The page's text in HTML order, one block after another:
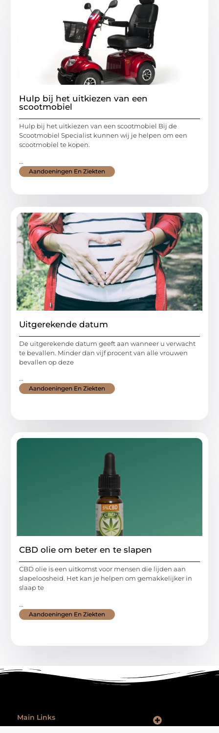
Hulp bij het uitkiezen van een
scootmobiel
Hulp bij het uitkiezen van een scootmobiel Bij de
Scootmobiel Specialist kunnen wij je helpen om een
scootmobiel te kopen.
...
Aandoeningen En Ziekten
Uitgerekende datum
De uitgerekende datum geeft aan wanneer u verwacht
te bevallen. Minder dan vijf procent van alle vrouwen
bevallen op deze
...
Aandoeningen En Ziekten
CBD olie om beter en te slapen
CBD olie is een uitkomst voor mensen die lijden aan
slapeloosheid. Het kan je helpen om gemakkelijker in
slaap te
...
Aandoeningen En Ziekten
Main Links